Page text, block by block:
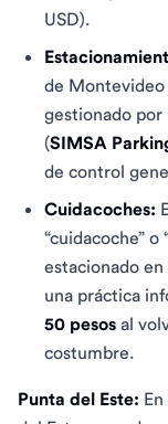
USD).
de
gestionado por
(SIMSA
de control
Cuidacoches:
“cuidacoche” o
estacionado en
una práctica
50 pesos al
costumbre.
Punta del Este: